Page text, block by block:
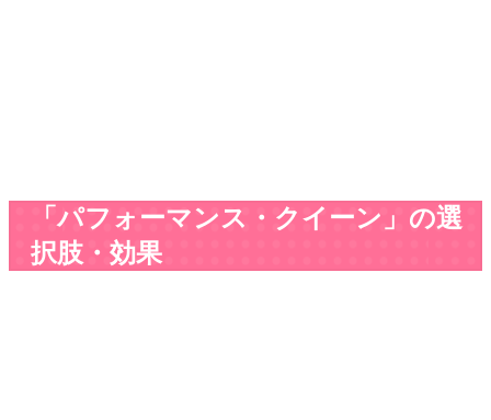
「パフォーマンス・クイーン」の選
択肢・効果